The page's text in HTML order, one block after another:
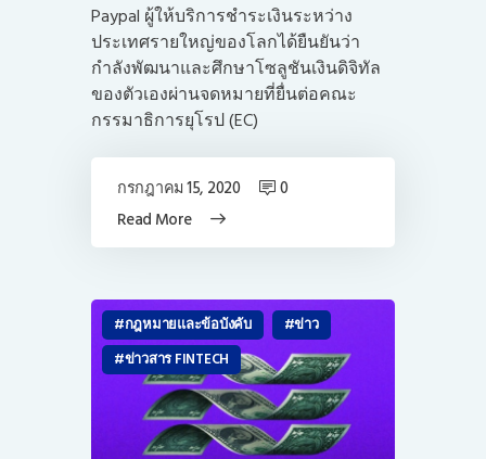
Paypal ผู้ให้บริการชำระเงินระหว่าง
ประเทศรายใหญ่ของโลกได้ยืนยันว่า
กำลังพัฒนาและศึกษาโซลูชันเงินดิจิทัล
ของตัวเองผ่านจดหมายที่ยื่นต่อคณะ
กรรมาธิการยุโรป (EC)
Read More
กรกฎาคม 15, 2020 0
กฎหมายและข้อบังคับ
ข่าว
ข่าวสาร FINTECH